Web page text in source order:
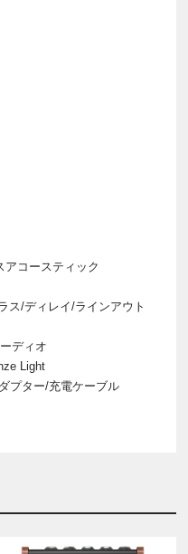
コースティック
ス/ディレイ/ラインアウト
ディオ
Light
プター/充電ケーブル